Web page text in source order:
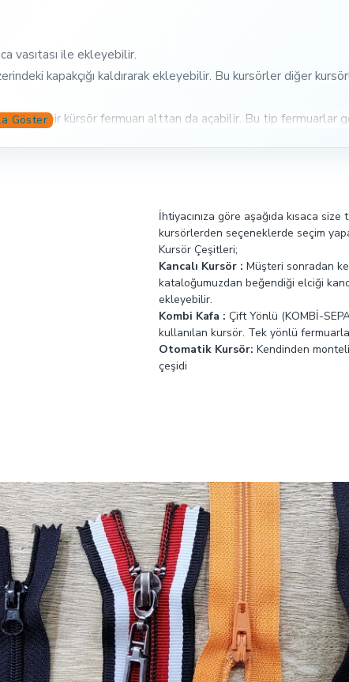
vasıtası ile ekleyebilir.
kapakçığı kaldırarak ekleyebilir. Bu kursörler diğer
ikinci bir kürsör fermuarı alttan da açabilir. Bu tip fermuarlar
İhtiyacınıza göre aşağıda kısaca size
kursörlerden seçeneklerde seçim
Kursör Çeşitleri;
Kancalı Kursör : Müşteri sonradan
kataloğumuzdan beğendiği elciği
ekleyebilir.
Kombi Kafa :Çift Yönlü (KOMBİ-
kullanılan kursör. Tek yönlü
Otomatik Kursör: Kendinden
çeşidi